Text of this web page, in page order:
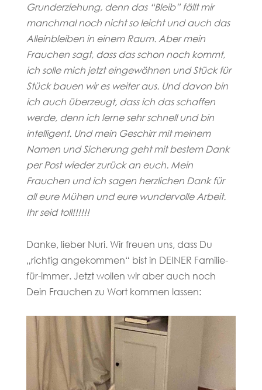
Grunderziehung, denn das “Bleib” fällt mir
manchmal noch nicht so leicht und auch das
Alleinbleiben in einem Raum. Aber mein
Frauchen sagt, dass das schon noch kommt,
ich solle mich jetzt eingewöhnen und Stück für
Stück bauen wir es weiter aus. Und davon bin
ich auch überzeugt, dass ich das schaffen
werde, denn ich lerne sehr schnell und bin
intelligent. Und mein Geschirr mit meinem
Namen und Sicherung geht mit bestem Dank
per Post wieder zurück an euch. Mein
Frauchen und ich sagen herzlichen Dank für
all eure Mühen und eure wundervolle Arbeit.
Ihr seid toll!!!!!!
Danke, lieber Nuri. Wir freuen uns, dass Du
„richtig angekommen“ bist in DEINER Familie-
für-immer. Jetzt wollen wir aber auch noch
Dein Frauchen zu Wort kommen lassen: